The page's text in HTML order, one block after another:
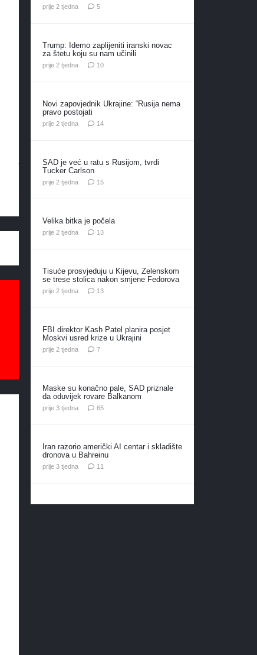
prije 2 tjedna 5komentara
Trump: Idemo zaplijeniti iranski novac
za štetu koju su nam učinili
prije 2 tjedna 10komentara
Novi zapovjednik Ukrajine: “Rusija nema
pravo postojati
prije 2 tjedna 14komentara
SAD je već u ratu s Rusijom, tvrdi
Tucker Carlson
prije 2 tjedna 15komentara
Velika bitka je počela
prije 2 tjedna 13komentara
Tisuće prosvjeduju u Kijevu, Zelenskom
se trese stolica nakon smjene Fedorova
prije 2 tjedna 13komentara
FBI direktor Kash Patel planira posjet
Moskvi usred krize u Ukrajini
prije 2 tjedna 7komentara
Maske su konačno pale, SAD priznale
da oduvijek rovare Balkanom
prije 3 tjedna 65komentara
Iran razorio američki AI centar i skladište
dronova u Bahreinu
prije 3 tjedna 11